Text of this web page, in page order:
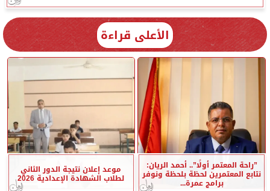
الأعلى قراءة
”راحة المعتمر أولًا”.. أحمد الريان:
نتابع المعتمرين لحظة بلحظة ونوفر
برامج عمرة...
موعد إعلان نتيجة الدور الثاني
لطلاب الشهادة الإعدادية 2026